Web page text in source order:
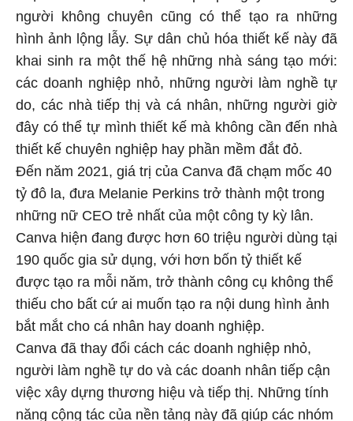
người không chuyên cũng có thể tạo ra những
hình ảnh lộng lẫy. Sự dân chủ hóa thiết kế này đã
khai sinh ra một thế hệ những nhà sáng tạo mới:
các doanh nghiệp nhỏ, những người làm nghề tự
do, các nhà tiếp thị và cá nhân, những người giờ
đây có thể tự mình thiết kế mà không cần đến nhà
thiết kế chuyên nghiệp hay phần mềm đắt đỏ.
Đến năm 2021, giá trị của Canva đã chạm mốc 40
tỷ đô la, đưa Melanie Perkins trở thành một trong
những nữ CEO trẻ nhất của một công ty kỳ lân.
Canva hiện đang được hơn 60 triệu người dùng tại
190 quốc gia sử dụng, với hơn bốn tỷ thiết kế
được tạo ra mỗi năm, trở thành công cụ không thể
thiếu cho bất cứ ai muốn tạo ra nội dung hình ảnh
bắt mắt cho cá nhân hay doanh nghiệp.
Canva đã thay đổi cách các doanh nghiệp nhỏ,
người làm nghề tự do và các doanh nhân tiếp cận
việc xây dựng thương hiệu và tiếp thị. Những tính
năng cộng tác của nền tảng này đã giúp các nhóm